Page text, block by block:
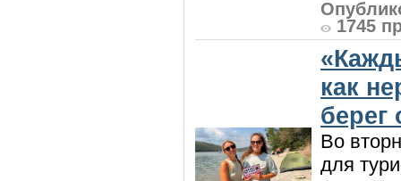
1745
как
берег
Во
для